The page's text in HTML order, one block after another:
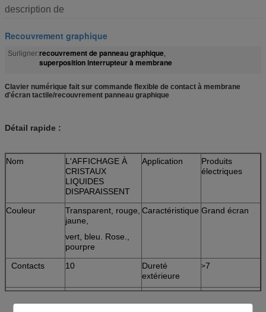
description de
Recouvrement graphique
Surligner:recouvrement de panneau graphique,
superposition interrupteur à membrane
Clavier numérique fait sur commande flexible de contact à membrane
d'écran tactile/recouvrement panneau graphique
Détail rapide :
Nom
L'AFFICHAGE À
CRISTAUX
LIQUIDES
DISPARAISSENT
Application
Produits
électriques
Couleur
Transparent, rouge,
jaune,
vert, bleu. Rose.,
pourpre
Caractéristique Grand écran
Contacts 10
Dureté
extérieure
>7
de
=60
de stockage
TSTH